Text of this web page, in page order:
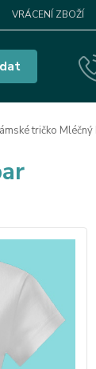
VRÁCENÍ ZBOŽÍ
tričko Mléčný